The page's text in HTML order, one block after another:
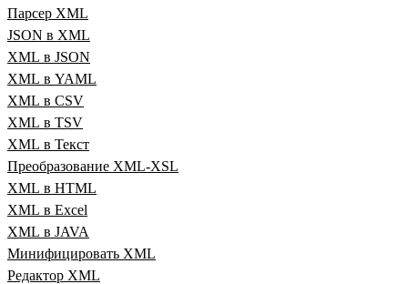
Парсер XML
JSON в XML
XML в JSON
XML в YAML
XML в CSV
XML в TSV
XML в Текст
Преобразование XML‑XSL
XML в HTML
XML в Excel
XML в JAVA
Минифицировать XML
Редактор XML